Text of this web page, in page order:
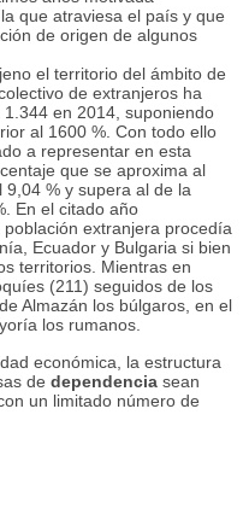
que atraviesa el país y que
de origen de algunos
el territorio del ámbito de
de extranjeros ha
en 2014, suponiendo
al 1600 %. Con todo ello
a representar en esta
que se aproxima al
9,04 % y supera al de la
En el citado año
extranjera procedía
Ecuador y Bulgaria si bien
territorios. Mientras en
(211) seguidos de los
Almazán los búlgaros, en el
los rumanos.
económica, la estructura
de dependencia sean
un limitado número de